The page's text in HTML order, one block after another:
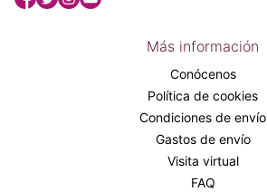
Más información
Conócenos
Política de cookies
Condiciones de envío
Gastos de envío
Visita virtual
FAQ